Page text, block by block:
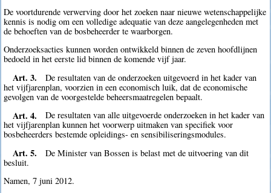
De voortdurende verwerving door het zoeken naar nieuwe wetenschappelijke
kennis is nodig om een volledige adequatie van deze aangelegenheden met
de behoeften van de bosbeheerder te waarborgen.
Onderzoeksacties kunnen worden ontwikkeld binnen de zeven hoofdlijnen
bedoeld in het eerste lid binnen de komende vijf jaar.
Art. 3.
De resultaten van de onderzoeken uitgevoerd in het kader van
het vijfjarenplan, voorzien in een economisch luik, dat de economische
gevolgen van de voorgestelde beheersmaatregelen bepaalt.
Art. 4.
De resultaten van alle uitgevoerde onderzoeken in het kader van
het vijfjarenplan kunnen het voorwerp uitmaken van specifiek voor
bosbeheerders bestemde opleidings- en sensibiliseringsmodules.
Art. 5.
De Minister van Bossen is belast met de uitvoering van dit
besluit.
Namen, 7 juni 2012.